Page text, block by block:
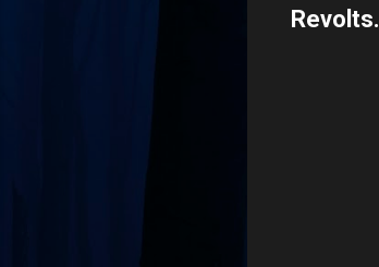
Revolts.